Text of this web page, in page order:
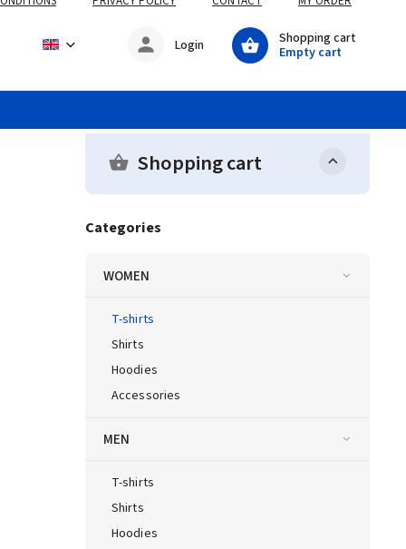
Shopping cart
Empty cart
Login
Shopping cart
Categories
WOMEN
T-shirts
Shirts
Hoodies
Accessories
MEN
T-shirts
Shirts
Hoodies